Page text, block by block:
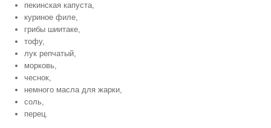
пекинская капуста,
куриное филе,
грибы шиитаке,
тофу,
лук репчатый,
морковь,
чеснок,
немного масла для жарки,
соль,
перец.